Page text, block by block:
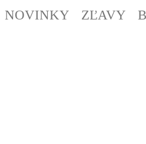
NOVINKY ZĽAVY